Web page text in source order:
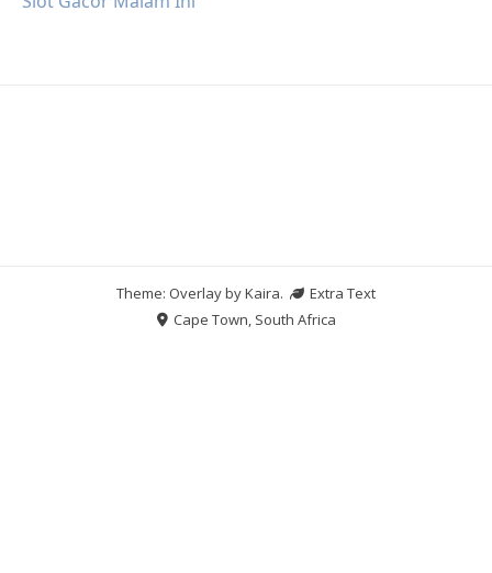
Theme: Overlay byKaira.
Extra Text
Cape Town, South Africa